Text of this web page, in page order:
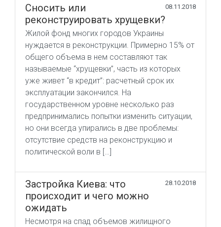
Сносить или
реконструировать хрущевки?
08.11.2018
Жилой фонд многих городов Украины
нуждается в реконструкции. Примерно 15% от
общего объема в нем составляют так
называемые “хрущевки”, часть из которых
уже живет “в кредит”: расчетный срок их
эксплуатации закончился. На
государственном уровне несколько раз
предпринимались попытки изменить ситуации,
но они всегда упирались в две проблемы:
отсутствие средств на реконструкцию и
политической воли в […]
Застройка Киева: что
происходит и чего можно
ожидать
28.10.2018
Несмотря на спад объемов жилищного